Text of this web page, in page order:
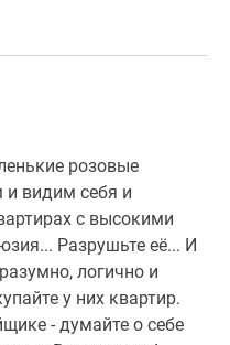
розовые
и видим себя и
c высокими
Разрушьте её... И
логично и
у них квартир.
- думайте о себе